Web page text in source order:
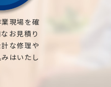
現場を確
お見積り
な修理や
はいたし